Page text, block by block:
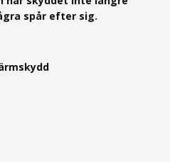
spår efter sig.